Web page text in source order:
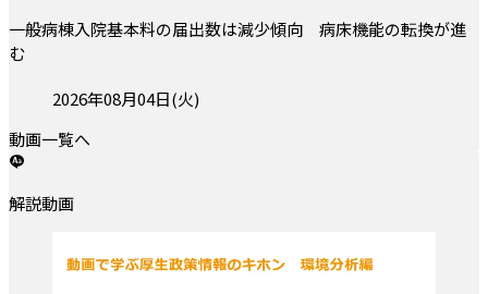
一般病棟入院基本料の届出数は減少傾向 病床機能の転換が進
む
投稿日:2026年08月04日(火)
動画一覧へ
解説動画